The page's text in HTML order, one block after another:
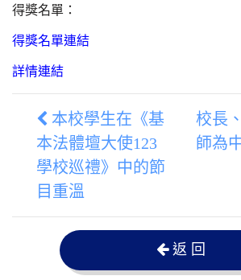
得獎名單：
得獎名單連結
詳情連結
本校學生在《基
本法體壇大使123
學校巡禮》中的節
目重溫
校長
師為
返 回